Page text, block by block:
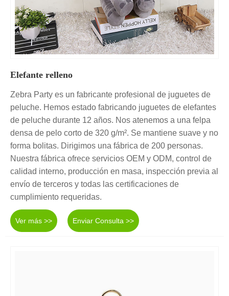
Elefante relleno
Zebra Party es un fabricante profesional de juguetes de
peluche. Hemos estado fabricando juguetes de elefantes
de peluche durante 12 años. Nos atenemos a una felpa
densa de pelo corto de 320 g/m². Se mantiene suave y no
forma bolitas. Dirigimos una fábrica de 200 personas.
Nuestra fábrica ofrece servicios OEM y ODM, control de
calidad interno, producción en masa, inspección previa al
envío de terceros y todas las certificaciones de
cumplimiento requeridas.
Ver más >> Enviar Consulta >>